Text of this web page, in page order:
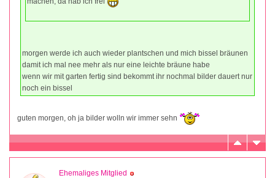
morgen werde ich auch wieder plantschen und mich bissel bräunen
damit ich mal nee mehr als nur eine leichte bräune habe
wenn wir mit garten fertig sind bekommt ihr nochmal bilder dauert nur
noch ein bissel
guten morgen, oh ja bilder wolln wir immer sehn
Ehemaliges Mitglied